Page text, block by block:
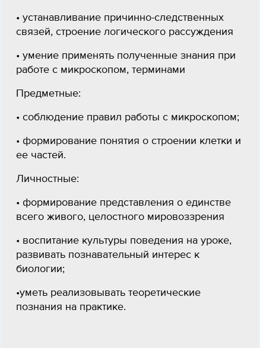
• устанавливание причинно-следственных
связей, строение логического рассуждения
• умение применять полученные знания при
работе с микроскопом, терминами
Предметные:
• соблюдение правил работы с микроскопом;
• формирование понятия о строении клетки и
ее частей.
Личностные:
• формирование представления о единстве
всего живого, целостного мировоззрения
• воспитание культуры поведения на уроке,
развивать познавательный интерес к
биологии;
•уметь реализовывать теоретические
познания на практике.